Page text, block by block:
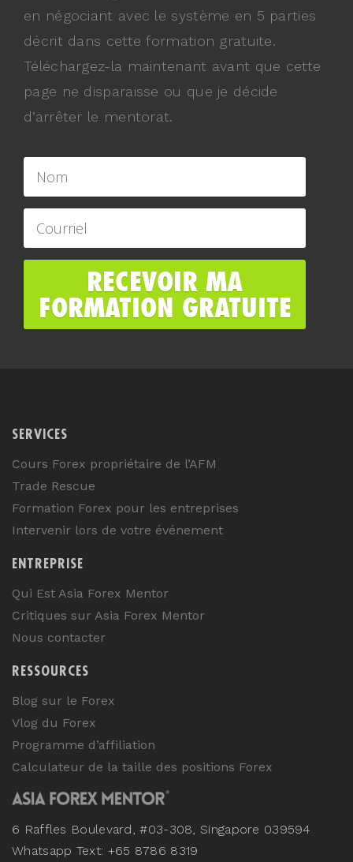
en négociant avec le système en 5 parties
décrit dans cette formation gratuite.
Téléchargez-la maintenant avant que cette
page ne disparaisse ou que je décide
d’arrêter le mentorat.
SERVICES
Cours Forex propriétaire de l’AFM
Trade Rescue
Formation Forex pour les entreprises
Intervenir lors de votre événement
ENTREPRISE
Qui Est Asia Forex Mentor
Critiques sur Asia Forex Mentor
Nous contacter
RESSOURCES
Blog sur le Forex
Vlog du Forex
Programme d’affiliation
Calculateur de la taille des positions Forex
6 Raffles Boulevard, #03-308, Singapore 039594
Whatsapp Text: +65 8786 8319